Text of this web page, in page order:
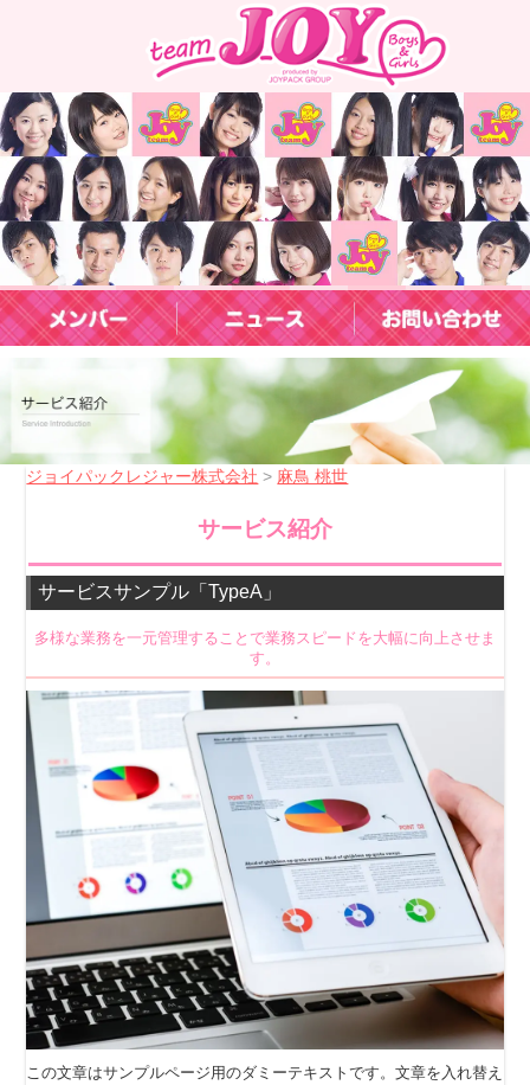
ジョイパックレジャー株式会社 > 麻鳥 桃世
サービス紹介
サービスサンプル「TypeA」
多様な業務を一元管理することで業務スピードを大幅に向上させま
す。
この文章はサンプルページ用のダミーテキストです。文章を入れ替え